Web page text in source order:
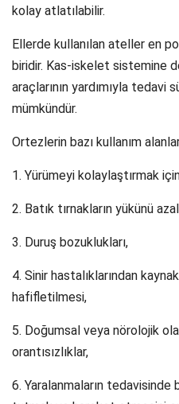
kolay atlatılabilir.
Ellerde kullanılan ateller en
biridir. Kas-iskelet sistemine
araçlarının yardımıyla tedavi
mümkündür.
Ortezlerin bazı kullanım
1. Yürümeyi kolaylaştırmak
2. Batık tırnakların yükünü
3. Duruş bozuklukları,
4. Sinir hastalıklarından
hafifletilmesi,
5. Doğumsal veya nörolojik
orantısızlıklar,
6. Yaralanmaların tedavisinde